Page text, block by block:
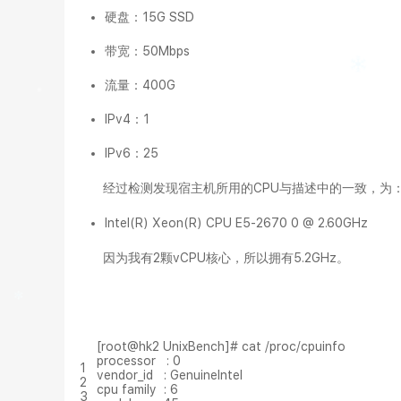
硬盘：15G SSD
带宽：50Mbps
流量：400G
IPv4：1
IPv6：25
经过检测发现宿主机所用的CPU与描述中的一致，为
Intel(R) Xeon(R) CPU E5-2670 0 @ 2.60GHz
因为我有2颗vCPU核心，所以拥有5.2GHz。
1
2
3
[root@hk2 UnixBench]# cat /proc/cpuinfo
processor : 0
vendor_id : GenuineIntel
cpu family : 6